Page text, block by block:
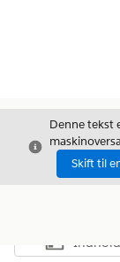
Luk
Denne tekst
Skift til
Vis
Indhold